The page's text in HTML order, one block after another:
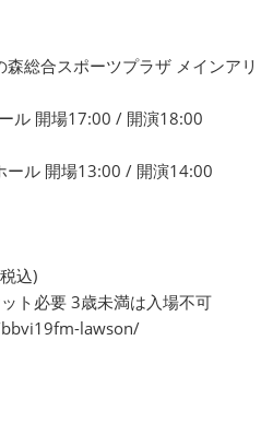
総合スポーツプラザ メインアリ
ル 開場17:00 / 開演18:00
ール 開場13:00 / 開演14:00
込)
ト必要 3歳未満は入場不可
lawson/